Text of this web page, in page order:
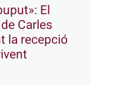
El
Carles
la recepció